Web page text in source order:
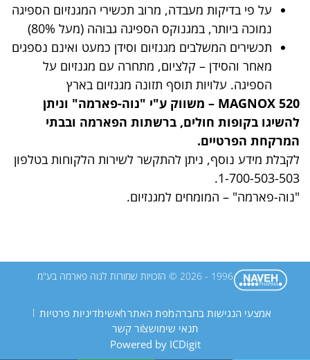
על פי בדיקות מעבדה, מרוב תכשירי המגנזיום הספיגה
נמוכה ביותר, במגנוקס הספיגה גבוהה (מעל 80%)
תכשירים המשלבים מגנזיום וסידן כמעט ואינם נספגים
מאחר והסידן – קלציום, מתחרה עם מגנזיום על
הספיגה. עלויות תוסף תזונה מגנזיום בארץ
MAGNOX 520 – משווק ע"י "נוה-פארמה" וניתן
להשיגו בקופות חולים, ברשתות הפארמה ובבתי
המרקחת הפרטיים.
לקבלת מידע נוסף, ניתן להתקשר לשירות הלקוחות בטלפון
1-700-503-503.
"נוה-פארמה" – המומחים למגנזיום.
אמצעי הנגישות בחברהמפת האתרראשימדיניות פרטיות
תנאי שימושצור קשר
Powered by ICDigit
1996 - 2026 © הזכויות שמורות לנוה פארמה בע"מ